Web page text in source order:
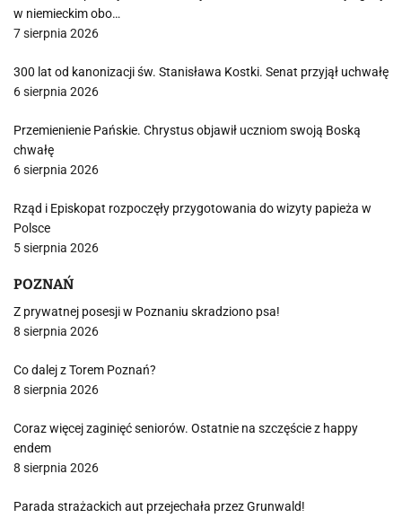
w niemieckim obo…
7 sierpnia 2026
300 lat od kanonizacji św. Stanisława Kostki. Senat przyjął uchwałę
6 sierpnia 2026
Przemienienie Pańskie. Chrystus objawił uczniom swoją Boską
chwałę
6 sierpnia 2026
Rząd i Episkopat rozpoczęły przygotowania do wizyty papieża w
Polsce
5 sierpnia 2026
POZNAŃ
Z prywatnej posesji w Poznaniu skradziono psa!
8 sierpnia 2026
Co dalej z Torem Poznań?
8 sierpnia 2026
Coraz więcej zaginięć seniorów. Ostatnie na szczęście z happy
endem
8 sierpnia 2026
Parada strażackich aut przejechała przez Grunwald!